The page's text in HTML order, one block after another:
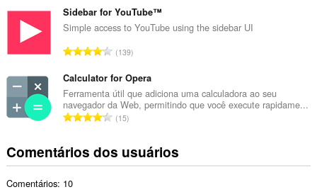
d
e
l
s
s
i
f
c
a
o
t
a
d
e
c
l
s
s
m
e
o
o
t
a
e
c
Sidebar for YouTube™
Simple access to YouTube using the sidebar UI
N
m
e
r
o
o
t
139
Calculator for Opera
Ferramenta útil que adiciona uma calculadora ao seu
navegador da Web, permitindo que você execute rapidame...
N
e
15
Comentários dos usuários
Comentários: 10